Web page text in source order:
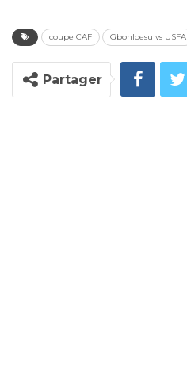
coupe CAF Gbohloesu vs USFA
Partager